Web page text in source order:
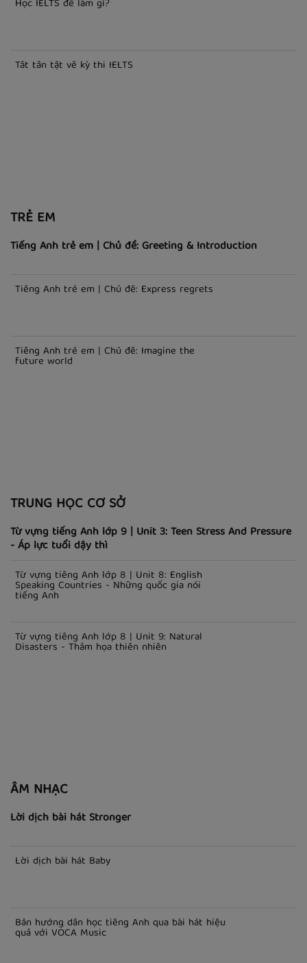
Học IELTS để làm gì?
Tất tần tật về kỳ thi IELTS
TRẺ EM
Tiếng Anh trẻ em | Chủ đề: Greeting & Introduction
Tiếng Anh trẻ em | Chủ đề: Express regrets
Tiếng Anh trẻ em | Chủ đề: Imagine the
future world
TRUNG HỌC CƠ SỞ
Từ vựng tiếng Anh lớp 9 | Unit 3: Teen Stress And Pressure
- Áp lực tuổi dậy thì
Từ vựng tiếng Anh lớp 8 | Unit 8: English
Speaking Countries - Những quốc gia nói
tiếng Anh
Từ vựng tiếng Anh lớp 8 | Unit 9: Natural
Disasters - Thảm họa thiên nhiên
ÂM NHẠC
Lời dịch bài hát Stronger
Lời dịch bài hát Baby
Bản hướng dẫn học tiếng Anh qua bài hát hiệu
quả với VOCA Music